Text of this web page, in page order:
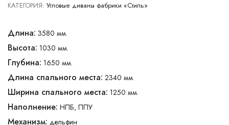
КАТЕГОРИЯ: Угловые диваны фабрики «Стиль»
Длина: 3580 мм.
Высота: 1030 мм.
Глубина: 1650 мм.
Длина спального места: 2340 мм.
Ширина спального места: 1250 мм.
Наполнение: НПБ, ППУ
Механизм: дельфин